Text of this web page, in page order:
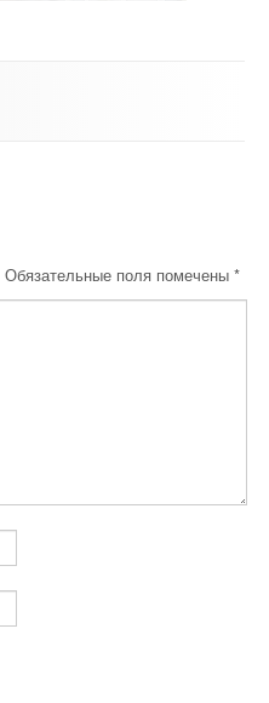
Обязательные поля помечены *